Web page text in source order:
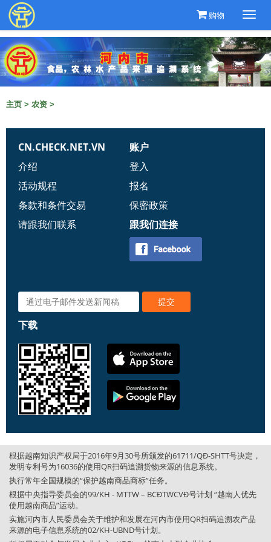
购物
主页 > 农资 >
CN.CHECK.NET.VN
介绍
活动规程
条款和条件交易
请跟我们联系
账户
登入
报名
保密政策
跟我们连接
下载
根据越南知识产权局于2016年9月30号所颁发的61711/QĐ-SHTT号决定，
发明专利号为16036的使用QR扫码追溯货物来源的信息系统。
执行常年全国规模的“保护越南商品商标”任务。
根据中央指导委员会的99/KH - MTTW – BCĐTWCVĐ号计划 “越南人优先
使用越南商品”运动。
实施河内市人民委员会关于维护和发展在河内市使用QR扫码追溯农产品
来源的电子信息系统的02/KH-UBND号计划。